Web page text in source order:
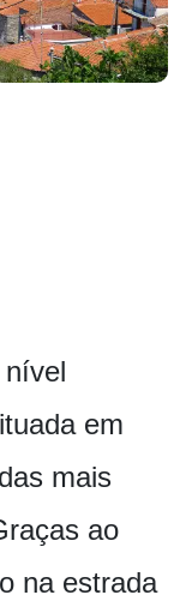
em
mais
ao
na estrada